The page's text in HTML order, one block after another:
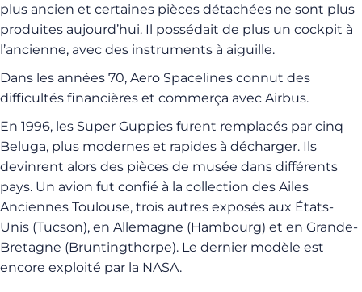
plus ancien et certaines pièces détachées ne sont plus
produites aujourd’hui. Il possédait de plus un cockpit à
l’ancienne, avec des instruments à aiguille.
Dans les années 70, Aero Spacelines connut des
difficultés financières et commerça avec Airbus.
En 1996, les Super Guppies furent remplacés par cinq
Beluga, plus modernes et rapides à décharger. Ils
devinrent alors des pièces de musée dans différents
pays. Un avion fut confié à la collection des Ailes
Anciennes Toulouse, trois autres exposés aux États-
Unis (Tucson), en Allemagne (Hambourg) et en Grande-
Bretagne (Bruntingthorpe). Le dernier modèle est
encore exploité par la NASA.